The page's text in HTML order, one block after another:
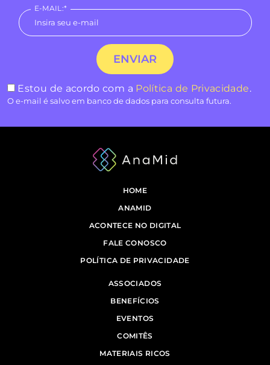
E-MAIL:*
Estou de acordo com a Política de Privacidade.
O e-mail é salvo em banco de dados para consulta futura.
HOME
ANAMID
ACONTECE NO DIGITAL
FALE CONOSCO
POLÍTICA DE PRIVACIDADE
ASSOCIADOS
BENEFÍCIOS
EVENTOS
COMITÊS
MATERIAIS RICOS